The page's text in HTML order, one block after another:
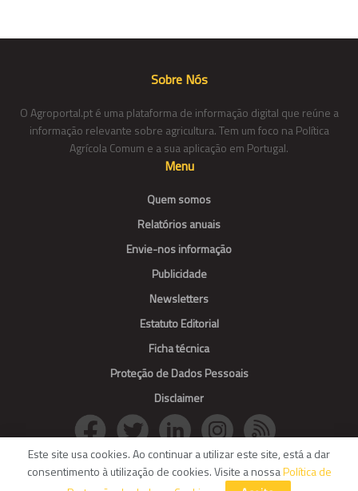
Sobre Nós
O Agroportal.pt é uma plataforma de informação digital que reúne a
informação relevante sobre agricultura. Tem um foco na Política
Agrícola Comum e a sua aplicação em Portugal.
Menu
Quem somos
Relatórios anuais
Envie-nos informação
Publicidade
Newsletters
Estatuto Editorial
Ficha técnica
Proteção de Dados Pessoais
Disclaimer
© Agroportal. All Rights reserved.
Este site usa cookies. Ao continuar a utilizar este site, está a dar
consentimento à utilização de cookies. Visite a nossaPolítica de